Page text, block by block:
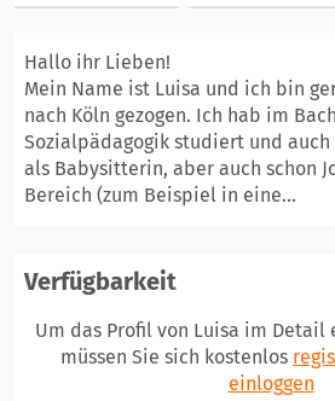
Hallo ihr Lieben!
Mein Name ist Luisa und ich bin
nach Köln gezogen. Ich hab im
Sozialpädagogik studiert und auch
als Babysitterin, aber auch schon
Bereich (zum Beispiel in eine...
Verfügbarkeit
Um das Profil von Luisa im Detail
müssen Sie sich kostenlos
einloggen